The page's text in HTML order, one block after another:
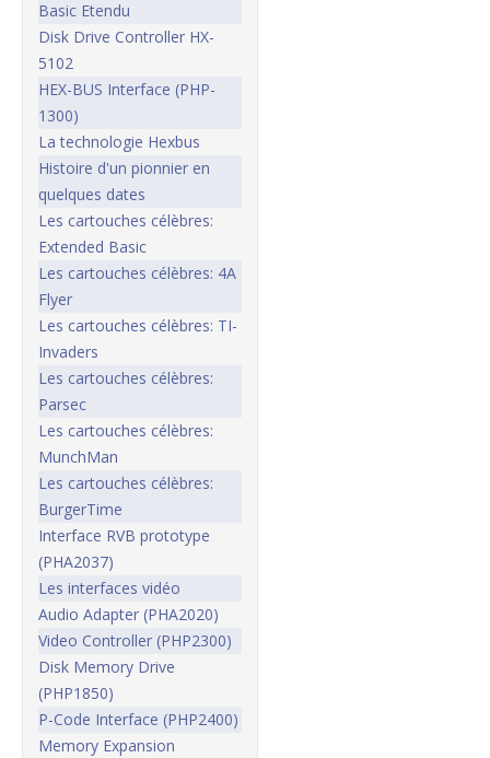
Basic Etendu
Disk Drive Controller HX-
5102
HEX-BUS Interface (PHP-
1300)
La technologie Hexbus
Histoire d'un pionnier en
quelques dates
Les cartouches célèbres:
Extended Basic
Les cartouches célèbres: 4A
Flyer
Les cartouches célèbres: TI-
Invaders
Les cartouches célèbres:
Parsec
Les cartouches célèbres:
MunchMan
Les cartouches célèbres:
BurgerTime
Interface RVB prototype
(PHA2037)
Les interfaces vidéo
Audio Adapter (PHA2020)
Video Controller (PHP2300)
Disk Memory Drive
(PHP1850)
P-Code Interface (PHP2400)
Memory Expansion